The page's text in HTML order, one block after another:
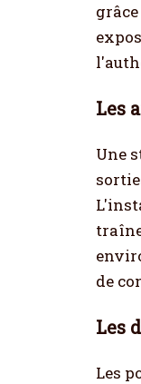
Les
Une
de
Les
Les